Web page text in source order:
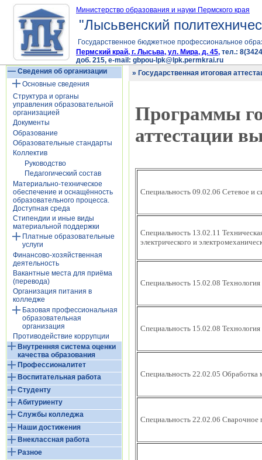
Министерство образования и науки Пермского края
"Лысьвенский
Государственное бюджетное профессиональное
Пермский край, г. Лысьва, ул. Мира, д. 45, тел.:
доб. 215, e-mail: gbpou-lpk@lpk.permkrai.ru
Сведения об организации
Основные сведения
Структура и органы
управления образовательной
организацией
Документы
Образование
Образовательные стандарты
Коллектив
Руководство
Педагогический состав
Материально-техническое
обеспечение и оснащённость
образовательного процесса.
Доступная среда
Стипендии и иные виды
материальной поддержки
Платные образовательные
услуги
Финансово-хозяйственная
деятельность
Вакантные места для приёма
(перевода)
Организация питания в
колледже
Базовая профессиональная
образовательная
организация
Противодействие коррупции
Внутренняя система оценки
качества образования
Профессионалитет
Воспитательная работа
Студенту
Абитуриенту
Службы колледжа
Наши достижения
Внеклассная работа
Разное
» Государственная итоговая
Программы
аттестации
Специальность 09.02.06 Сетевое и
Специальность 13.02.11
электрического и
Специальность 15.02.08
Специальность 15.02.08
Специальность 22.02.05 Обработка
Специальность 22.02.06 Сварочное